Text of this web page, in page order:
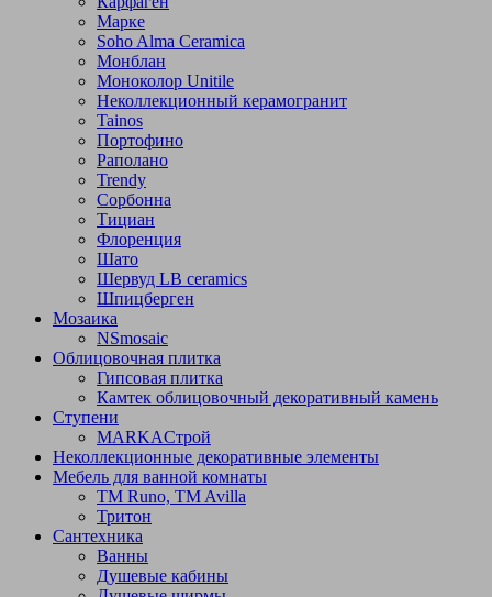
Марке
Soho Alma Ceramica
Монблан
Моноколор Unitile
Неколлекционный керамогранит
Tainos
Портофино
Раполано
Trendy
Сорбонна
Тициан
Флоренция
Шато
Шервуд LB ceramics
Шпицберген
Мозаика
NSmosaic
Облицовочная плитка
Гипсовая плитка
Камтек облицовочный декоративный камень
Ступени
МARKAСтрой
Неколлекционные декоративные элементы
Мебель для ванной комнаты
TM Runo, TM Avilla
Тритон
Сантехника
Ванны
Душевые кабины